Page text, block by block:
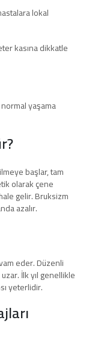
lokal
kasına dikkatle
yaşama
başlar, tam
olarak çene
gelir. Bruksizm
azalır.
eder. Düzenli
İlk yıl genellikle
yeterlidir.